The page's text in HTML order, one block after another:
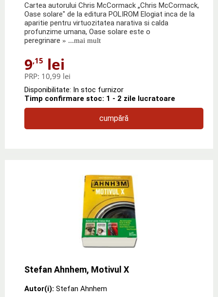
Cartea autorului Chris McCormack „Chris McCormack,
Oase solare" de la editura POLIROM Elogiat inca de la
aparitie pentru virtuozitatea narativa si calda
profunzime umana, Oase solare este o
peregrinare » ...mai mult
9,15 lei
PRP: 10,99 lei
Disponibilitate: In stoc furnizor
Timp confirmare stoc: 1 - 2 zile lucratoare
cumpără
Stefan Ahnhem, Motivul X
Autor(i): Stefan Ahnhem